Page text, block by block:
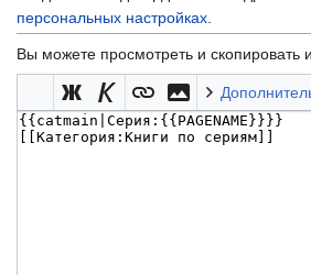
персональных настройках
Вы можете просмотреть и скопировать